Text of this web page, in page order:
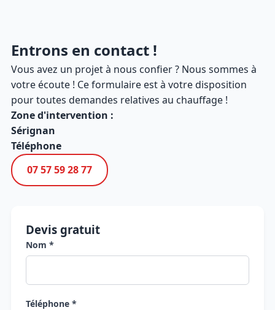
Entrons en contact !
Vous avez un projet à nous confier ? Nous sommes à
votre écoute ! Ce formulaire est à votre disposition
pour toutes demandes relatives au chauffage !
Zone d'intervention :
Sérignan
Téléphone
07 57 59 28 77
Devis gratuit
Nom *
Téléphone *